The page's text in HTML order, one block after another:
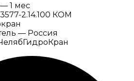
— 1 мес
2.14.100 КОМ
— Россия